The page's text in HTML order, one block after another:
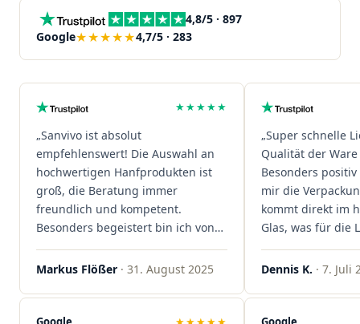
4,8/5 · 897
Google★★★★★4,7/5 · 283
★★★★★
„Sanvivo ist absolut
empfehlenswert! Die Auswahl an
hochwertigen Hanfprodukten ist
groß, die Beratung immer
freundlich und kompetent.
Besonders begeistert bin ich von
der schnellen Rezeptannahme –
alles läuft unkompliziert und
sind extrem zügig, was mir jedes
Mal viel Zeit spart. Man merkt,
Markus Flößer · 31. August 2025
„Super schnelle
Qualität der
Besonders
mir die
kommt direkt im
Glas, was für die
ist. Ich bestelle
wieder!"
Dennis K. · 7. Juli